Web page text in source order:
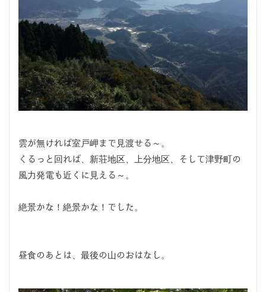
雲が無ければ室戸岬まで見渡せる～。
くるっと回れば、新荘地区、上分地区、そして津野町の
風力発電も近くに見える～。
絶景かな！絶景かな！でした。
昼食のあとは、最後の山のおはなし。